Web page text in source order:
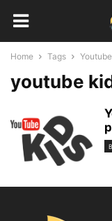
Home Tags
youtube